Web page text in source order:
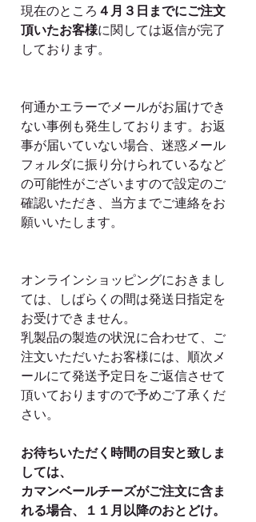
現在のところ ４月３日までにご注文
頂いたお客様に関しては返信が完了
しております。
何通かエラーでメールがお届けでき
ない事例も発生しております。お返
事が届いていない場合、迷惑メール
フォルダに振り分けられているなど
の可能性がございますので設定のご
確認いただき、当方までご連絡をお
願いいたします。
オンラインショッピングにおきまし
ては、しばらくの間は発送日指定を
お受けできません。
乳製品の製造の状況に合わせて、ご
注文いただいたお客様には、順次メ
ールにて発送予定日をご返信させて
頂いておりますので予めご了承くだ
さい。
お待ちいただく時間の目安と致しま
しては、
カマンベールチーズがご注文に含ま
れる場合、１１月以降のおとどけ。